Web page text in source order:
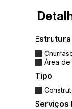
2
Estrutura
Área de
Tipo
Serviços